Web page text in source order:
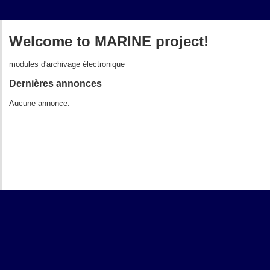
Welcome to MARINE project!
modules d'archivage électronique
Dernières annonces
Aucune annonce.